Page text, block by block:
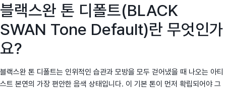
블랙스완 톤 디폴트(BLACK
SWAN Tone Default)란 무엇인가
요?
블랙스완 톤 디폴트는 인위적인 습관과 모방을 모두 걷어냈을 때 나오는 아티
스트 본연의 가장 편안한 음색 상태입니다. 이 기본 톤이 먼저 확립되어야 그